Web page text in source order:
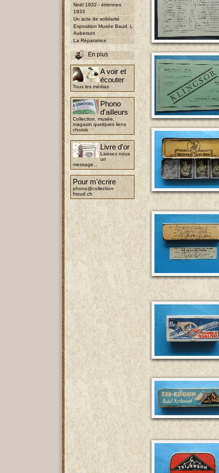
Noël 1932 - étrennes
1933
Un acte de solidarité
Exposition Musée Baud, L
Auberson
La Réparatrice
En plus
A voir et
écouter
Tous les médias
Phono
d'ailleurs
Collection, musée,
magasin quelques liens
choisis
Livre d'or
Laissez nous
un
message...
Pour m'écrire
phono@collection-
frioud.ch